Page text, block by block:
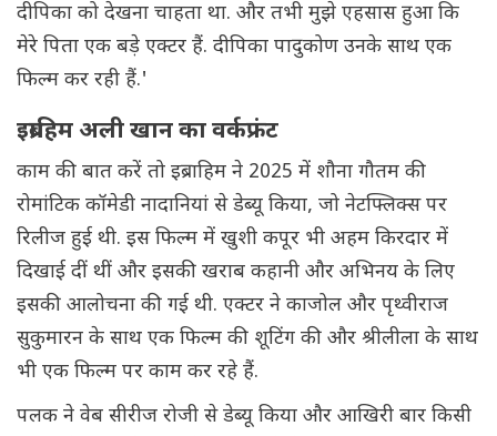
दीपिका को देखना चाहता था. और तभी मुझे एहसास हुआ कि
मेरे पिता एक बड़े एक्टर हैं. दीपिका पादुकोण उनके साथ एक
फिल्म कर रही हैं.'
इब्राहिम अली खान का वर्कफ्रंट
काम की बात करें तो इब्राहिम ने 2025 में शौना गौतम की
रोमांटिक कॉमेडी नादानियां से डेब्यू किया, जो नेटफ्लिक्स पर
रिलीज हुई थी. इस फिल्म में खुशी कपूर भी अहम किरदार में
दिखाई दीं थीं और इसकी खराब कहानी और अभिनय के लिए
इसकी आलोचना की गई थी. एक्टर ने काजोल और पृथ्वीराज
सुकुमारन के साथ एक फिल्म की शूटिंग की और श्रीलीला के साथ
भी एक फिल्म पर काम कर रहे हैं.
पलक ने वेब सीरीज रोजी से डेब्यू किया और आखिरी बार किसी